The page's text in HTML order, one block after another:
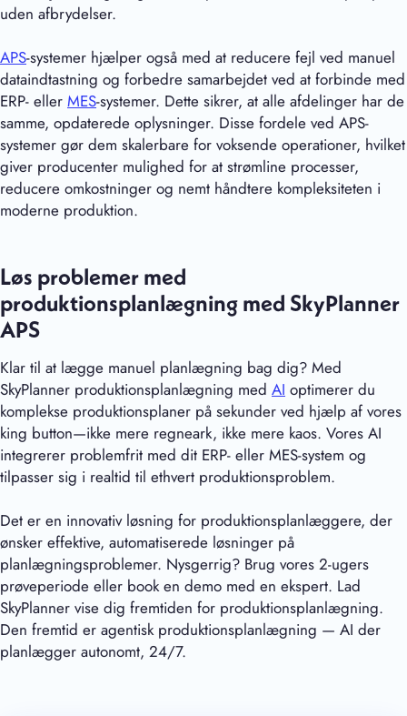
uden afbrydelser.
APS-systemer hjælper også med at reducere fejl ved manuel
dataindtastning og forbedre samarbejdet ved at forbinde med
ERP- eller MES-systemer. Dette sikrer, at alle afdelinger har de
samme, opdaterede oplysninger. Disse fordele ved APS-
systemer gør dem skalerbare for voksende operationer, hvilket
giver producenter mulighed for at strømline processer,
reducere omkostninger og nemt håndtere kompleksiteten i
moderne produktion.
Løs problemer med
produktionsplanlægning med SkyPlanner
APS
Klar til at lægge manuel planlægning bag dig? Med
SkyPlanner produktionsplanlægning med AI optimerer du
komplekse produktionsplaner på sekunder ved hjælp af vores
king button—ikke mere regneark, ikke mere kaos. Vores AI
integrerer problemfrit med dit ERP- eller MES-system og
tilpasser sig i realtid til ethvert produktionsproblem.
Det er en innovativ løsning for produktionsplanlæggere, der
ønsker effektive, automatiserede løsninger på
planlægningsproblemer. Nysgerrig? Brug vores 2-ugers
prøveperiode eller book en demo med en ekspert. Lad
SkyPlanner vise dig fremtiden for produktionsplanlægning.
Den fremtid er agentisk produktionsplanlægning — AI der
planlægger autonomt, 24/7.